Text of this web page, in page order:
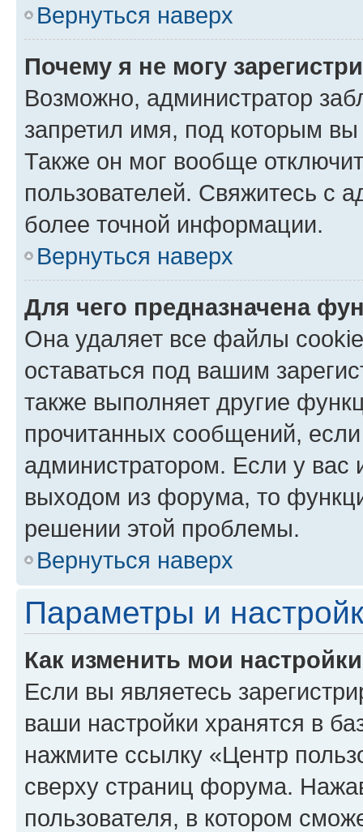
Вернуться наверх
Почему я не могу
Возможно, администратор
запретил имя, под которым вы
Также он мог вообще
пользователей. Свяжитесь с
более точной информации.
Вернуться наверх
Для чего предназначена
Она удаляет все файлы
оставаться под вашим
также выполняет другие
прочитанных сообщений,
администратором. Если у
выходом из форума, то
решении этой проблемы.
Вернуться наверх
Параметры и
Как изменить мои
Если вы являетесь
ваши настройки хранятся в
нажмите ссылку «Центр
сверху страниц форума.
пользователя, в котором